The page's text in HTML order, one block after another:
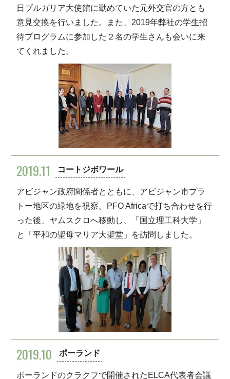
日ブルガリア大使館に勤めていた元外交官の方とも
意見交換を行いました。また、2019年弊社の学生招
待プログラムに参加した２名の学生さんも会いに来
てくれました。
2019.11 コートジボワール
アビジャン政府関係者とともに、アビジャン市プラ
トー地区の緑地を視察。PFO Africaで打ち合わせを行
った後、ヤムスクロへ移動し、「国立理工科大学」
と「平和の聖母マリア大聖堂」を訪問しました。
2019.10 ポーランド
ポーランドのクラクフで開催されたELCA代表者会議